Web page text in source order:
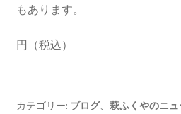
もあります。
円（税込）
カテゴリー: ブログ、 萩ふくやのニュ